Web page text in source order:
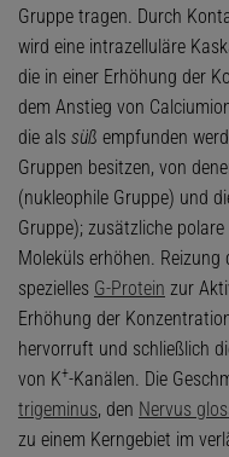
Gruppe tragen. Durch
wird eine intrazelluläre
die in einer Erhöhung der
dem Anstieg von
die als süß empfunden
Gruppen besitzen, von
(nukleophile Gruppe) und
Gruppe); zusätzliche
Moleküls erhöhen.
spezielles G-Protein zur
Erhöhung der
hervorruft und schließlich
von K+-Kanälen. Die
trigeminus, den Nervus
zu einem Kerngebiet im